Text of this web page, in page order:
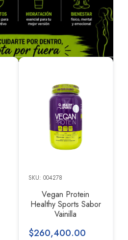
SKU: 004278
Vegan Protein
Healthy Sports Sabor
Vainilla
$260,400.00